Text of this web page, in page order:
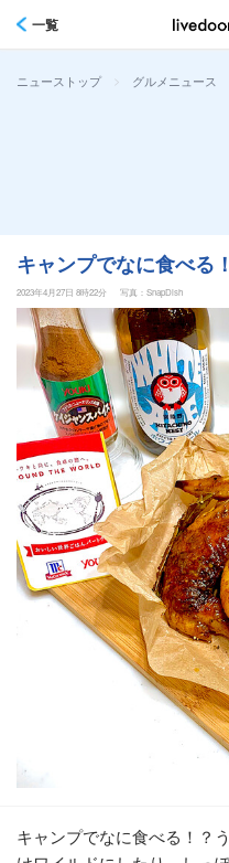
一覧
ニューストップ > グルメニュース
キャンプでなに食べる
2023年4月27日 8時22分 写真：SnapDish
キャンプでなに食べる！？